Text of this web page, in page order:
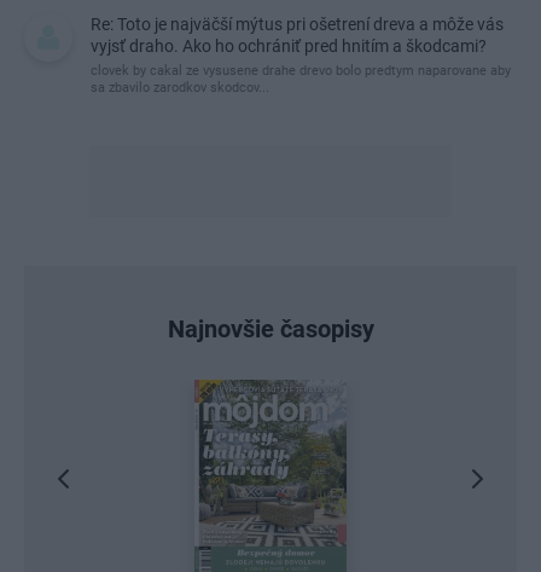
Re: Toto je najväčší mýtus pri ošetrení dreva a môže vás
vyjsť draho. Ako ho ochrániť pred hnitím a škodcami?
clovek by cakal ze vysusene drahe drevo bolo predtym naparovane aby
sa zbavilo zarodkov skodcov...
Najnovšie časopisy